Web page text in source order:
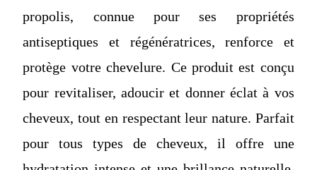
propolis, connue pour ses propriétés
antiseptiques et régénératrices, renforce et
protège votre chevelure. Ce produit est conçu
pour revitaliser, adoucir et donner éclat à vos
cheveux, tout en respectant leur nature. Parfait
pour tous types de cheveux, il offre une